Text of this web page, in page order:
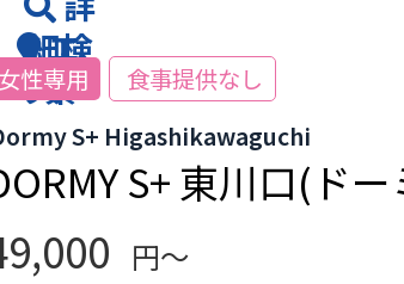
細検
索
エ
リア
性専用
食事提供なし
S+ Higashikawaguchi
S+ 東川口(ド
円～